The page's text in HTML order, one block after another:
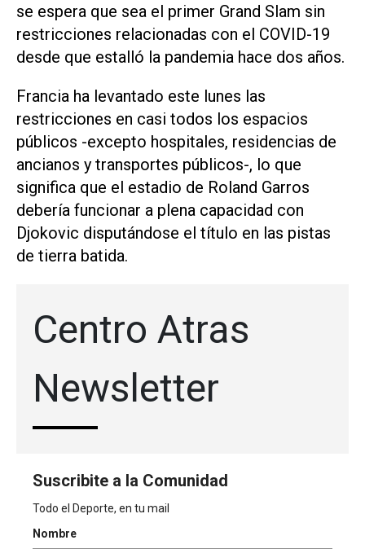
se espera que sea el primer Grand Slam sin
restricciones relacionadas con el COVID-19
desde que estalló la pandemia hace dos años.
Francia ha levantado este lunes las
restricciones en casi todos los espacios
públicos -excepto hospitales, residencias de
ancianos y transportes públicos-, lo que
significa que el estadio de Roland Garros
debería funcionar a plena capacidad con
Djokovic disputándose el título en las pistas
de tierra batida.